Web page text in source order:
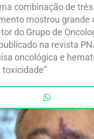
combinação de
mostrou
do Grupo de
na revista
oncológica e